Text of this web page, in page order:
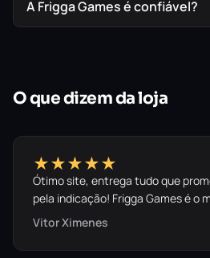
A Frigga Games é confiável?
O que dizem da loja
★★★★★
Ótimo site, entrega tudo que
pela indicação! Frigga Games é o
Vitor Ximenes